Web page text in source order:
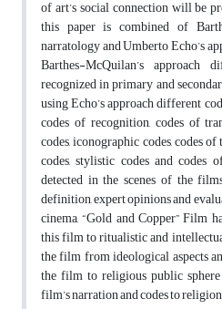
of art’s social connection will be
this paper is combined of
narratology and Umberto Echo’s
Barthes-McQuilan’s approach
recognized in primary and
using Echo’s approach different
codes of recognition, codes of
codes, iconographic codes, codes
codes, stylistic codes and codes
detected in the scenes of the
definition, expert opinions and
cinema, “Gold and Copper” Film
this film to ritualistic and
the film from ideological aspects
the film to religious public
film’s narration and codes to